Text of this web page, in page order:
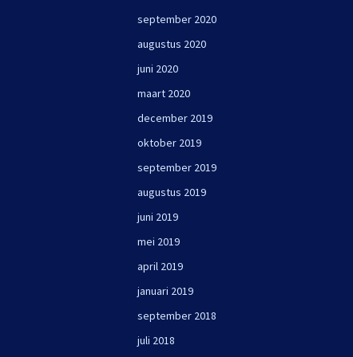
september 2020
augustus 2020
juni 2020
maart 2020
december 2019
oktober 2019
september 2019
augustus 2019
juni 2019
mei 2019
april 2019
januari 2019
september 2018
juli 2018